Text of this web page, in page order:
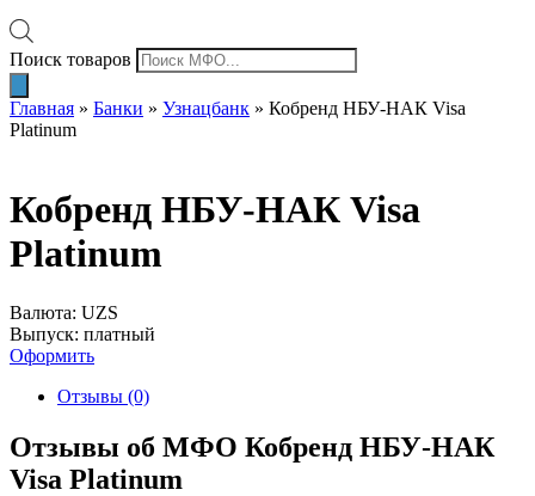
Поиск товаров
Главная » Банки » Узнацбанк » Кобренд НБУ-НАК Visa
Platinum
Кобренд НБУ-НАК Visa
Platinum
Валюта: UZS
Выпуск: платный
Оформить
Отзывы (0)
Отзывы об МФО Кобренд НБУ-НАК
Visa Platinum